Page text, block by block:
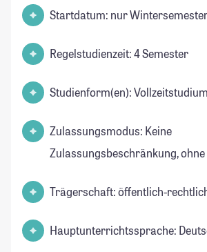
Startdatum: nur
Regelstudienzeit: 4 Semester
Studienform(en):
Zulassungsmodus: Keine
Zulassungsbeschränkung, ohne
Trägerschaft: öffentlich-
Hauptunterrichtssprache: